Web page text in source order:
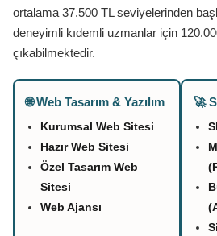
ortalama 37.500 TL seviyelerinden
deneyimli kıdemli uzmanlar için
çıkabilmektedir.
🌐 Web Tasarım & Yazılım
Kurumsal Web Sitesi
Hazır Web Sitesi
Özel Tasarım Web
Sitesi
Web Ajansı
🚀